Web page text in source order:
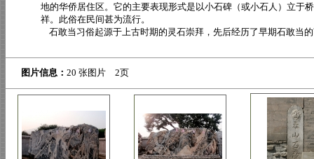
地的华侨居住区。它的主要表现形式是以小石碑（或小石人）立于
祥。此俗在民间甚为流行。
石敢当习俗起源于上古时期的灵石崇拜，先后经历了早期石敢当
图片信息： 20 张图片 2页